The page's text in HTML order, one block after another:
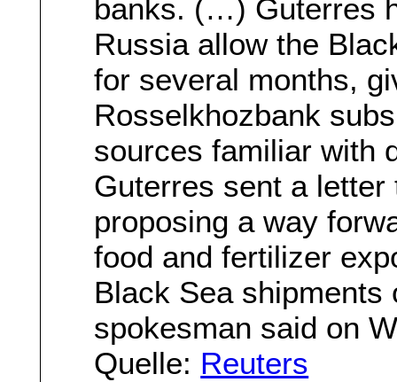
banks. (…) Guterres
Russia allow the
for several months,
Rosselkhozbank
sources familiar with
Guterres sent a
proposing a way
food and fertilizer
Black Sea
spokesman said on
Quelle: Reuters